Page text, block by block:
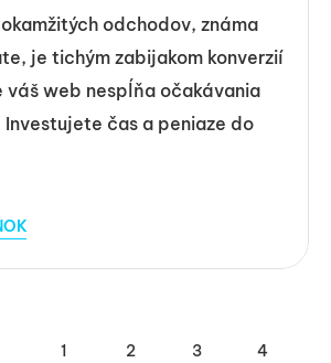
odchodov, známa
je tichým zabijakom konverzií
váš web nespĺňa očakávania
čas a peniaze do
1 2 3 4